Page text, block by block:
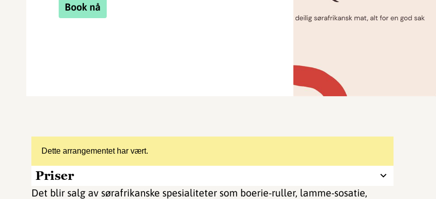
Book nå
Dette arrangementet har vært.
Priser
Det blir salg av sørafrikanske spesialiteter som boerie-ruller, lamme-sosatie,